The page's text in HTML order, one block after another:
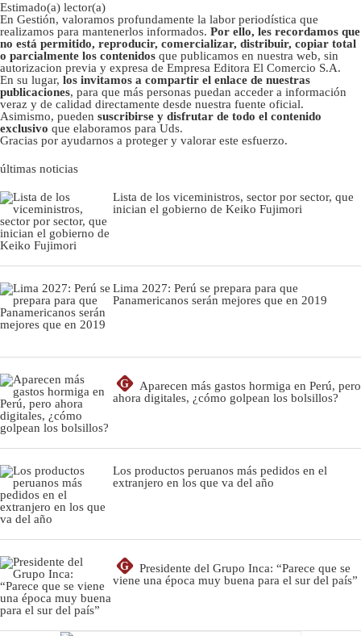
Estimado(a) lector(a)
En Gestión, valoramos profundamente la labor periodística que
realizamos para mantenerlos informados. Por ello, les recordamos que
no está permitido, reproducir, comercializar, distribuir, copiar total
o parcialmente los contenidos que publicamos en nuestra web, sin
autorizacion previa y expresa de Empresa Editora El Comercio S.A.
En su lugar, los invitamos a compartir el enlace de nuestras
publicaciones, para que más personas puedan acceder a información
veraz y de calidad directamente desde nuestra fuente oficial.
Asimismo, pueden suscribirse y disfrutar de todo el contenido
exclusivo que elaboramos para Uds.
Gracias por ayudarnos a proteger y valorar este esfuerzo.
últimas noticias
Lista de los viceministros, sector por sector, que
inician el gobierno de Keiko Fujimori
Lima 2027: Perú se prepara para que
Panamericanos serán mejores que en 2019
G
Aparecen más gastos hormiga en Perú, pero
ahora digitales, ¿cómo golpean los bolsillos?
Los productos peruanos más pedidos en el
extranjero en los que va del año
G
Presidente del Grupo Inca: “Parece que se
viene una época muy buena para el sur del país”